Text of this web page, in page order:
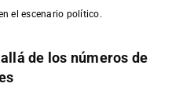
el escenario político.
de los números de